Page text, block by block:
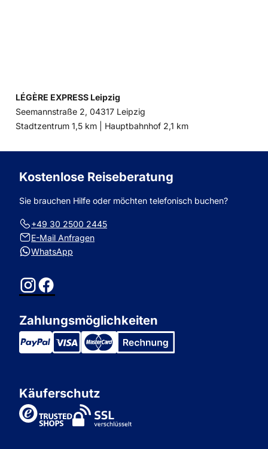
LÉGÈRE EXPRESS Leipzig
Seemannstraße 2, 04317 Leipzig
Entfernung
Stadtzentrum 1,5 km | Entfernung
Hauptbahnhof 2,1 km
Kostenlose Reiseberatung
Sie brauchen Hilfe oder möchten telefonisch buchen?
+49 30 2500 2445
E-Mail Anfragen
WhatsApp
InstagramFacebook
Zahlungsmöglichkeiten
Käuferschutz
TrustedShops